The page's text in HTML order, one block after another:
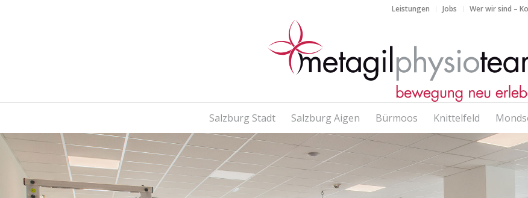
Leistungen Jobs Wer wir sind –
Salzburg Stadt Salzburg Aigen Bürmoos Knittelfeld